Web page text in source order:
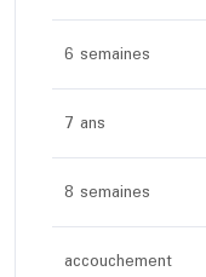
6 semaines
7 ans
8 semaines
accouchement